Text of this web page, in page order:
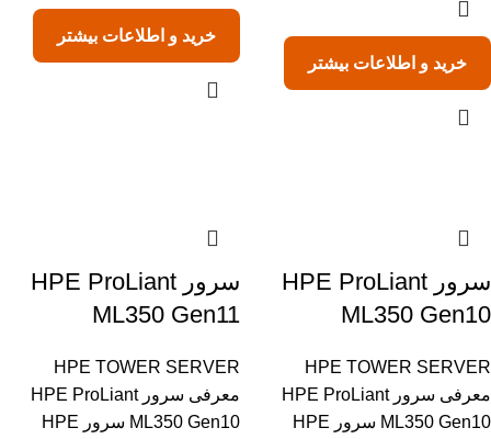
خرید و اطلاعات بیشتر
خرید و اطلاعات بیشتر
سرور HPE ProLiant
ML350 Gen10
HPE TOWER SERVER
معرفی سرور HPE ProLiant
ML350 Gen10 سرور HPE
سرور HPE ProLiant
ML350 Gen11
HPE TOWER SERVER
معرفی سرور HPE ProLiant
ML350 Gen10 سرور HPE